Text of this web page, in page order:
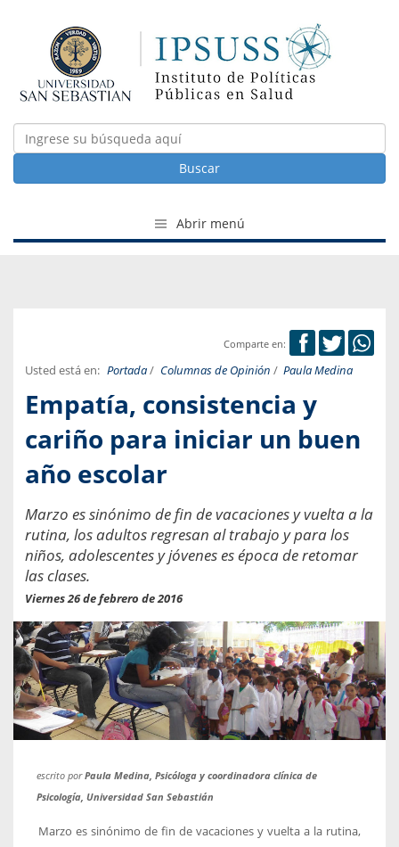
Buscar
Abrir menú
Comparte en:
Usted está en: Portada/ Columnas de Opinión / Paula Medina
Empatía, consistencia y
cariño para iniciar un buen
año escolar
Marzo es sinónimo de fin de vacaciones y vuelta a la
rutina, los adultos regresan al trabajo y para los
niños, adolescentes y jóvenes es época de retomar
las clases.
Viernes 26 de febrero de 2016
escrito porPaula Medina, Psicóloga y coordinadora clínica de
Psicología, Universidad San Sebastián
Marzo es sinónimo de fin de vacaciones y vuelta a la rutina,